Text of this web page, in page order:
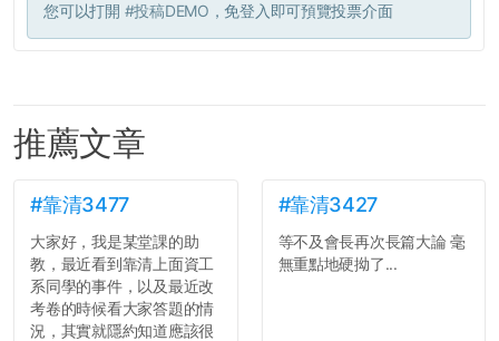
您可以打開 #投稿DEMO ，免登入即可預覽投票介面
推薦文章
#靠清3477
大家好，我是某堂課的助
教，最近看到靠清上面資工
系同學的事件，以及最近改
考卷的時候看大家答題的情
況，其實就隱約知道應該很
#靠清3427
等不及會長再次長篇大論 毫
無重點地硬拗了...